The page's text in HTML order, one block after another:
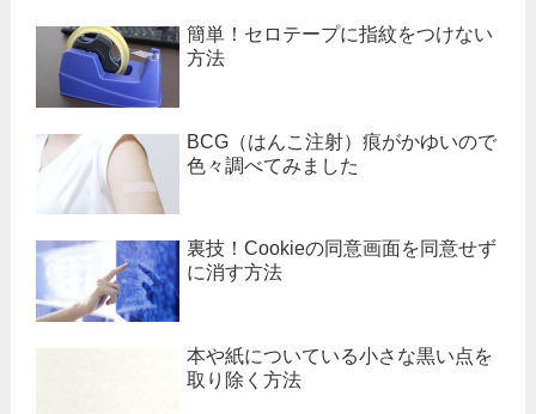
簡単！セロテープに指紋をつけない
方法
BCG（はんこ注射）痕がかゆいので
色々調べてみました
裏技！Cookieの同意画面を同意せず
に消す方法
本や紙についている小さな黒い点を
取り除く方法